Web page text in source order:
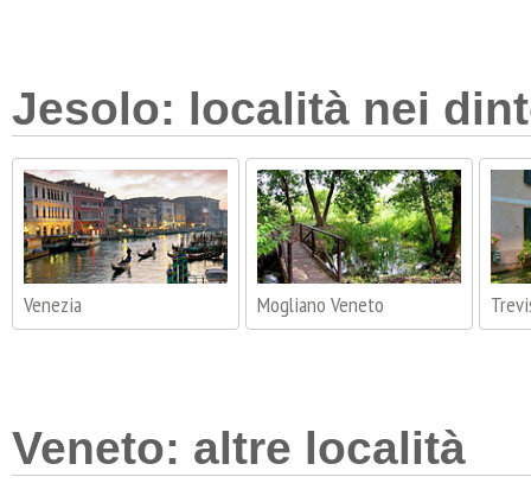
Jesolo: località nei
Venezia Mogliano Veneto
Veneto: altre località